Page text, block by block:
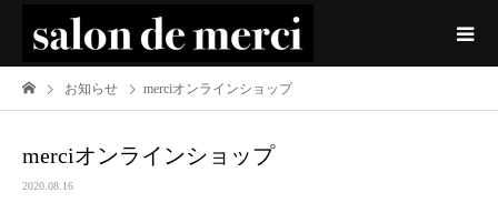
お知らせ merciオンラインショップ
merciオンラインショップ
2020.08.16